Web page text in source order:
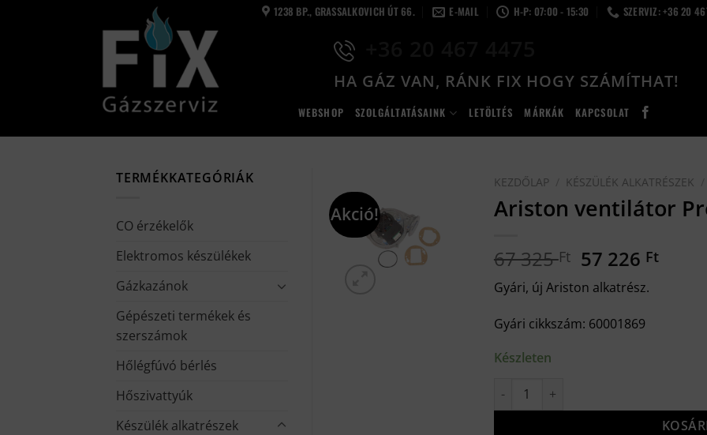
1238 BP., GRASSALKOVICH ÚT 66. E-MAIL H-P: 07:00 - 15:30 SZERVIZ: +36 20
HA GÁZ VAN, RÁNK FIX HOGY SZÁMÍTHAT!
WEBSHOP SZOLGÁLTATÁSAINK LETÖLTÉS MÁRKÁK KAPCSOLAT
TERMÉKKATEGÓRIÁK
CO érzékelők
Elektromos készülékek
Gázkazánok
Gépészeti termékek és
szerszámok
Hőlégfúvó bérlés
Hőszivattyúk
Készülék alkatrészek
Akció!
KEZDŐLAP KÉSZÜLÉK ALKATRÉSZEK
Ariston ventilátor
67 325Ft Original
price
was:
67
325 Ft.
57 226 Ft
Gyári, új Ariston alkatrész.
Gyári cikkszám: 60001869
Készleten
Ariston ventilátor Premium Evo